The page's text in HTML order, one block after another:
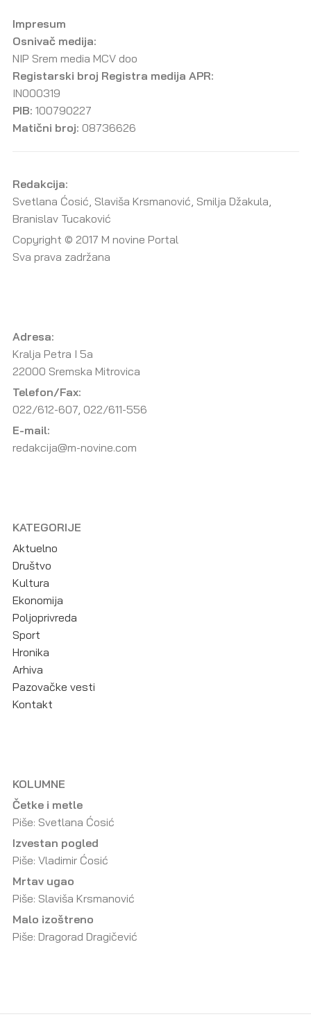
Impresum
Osnivač medija:
NIP Srem media MCV doo
Registarski broj Registra medija APR:
IN000319
PIB: 100790227
Matični broj: 08736626
Redakcija:
Svetlana Ćosić, Slaviša Krsmanović, Smilja Džakula,
Branislav Tucaković
Copyright © 2017 M novine Portal
Sva prava zadržana
Adresa:
Kralja Petra I 5a
22000 Sremska Mitrovica
Telefon/Fax:
022/612-607, 022/611-556
E-mail:
redakcija@m-novine.com
KATEGORIJE
Aktuelno
Društvo
Kultura
Ekonomija
Poljoprivreda
Sport
Hronika
Arhiva
Pazovačke vesti
Kontakt
KOLUMNE
Četke i metle
Piše: Svetlana Ćosić
Izvestan pogled
Piše: Vladimir Ćosić
Mrtav ugao
Piše: Slaviša Krsmanović
Malo izoštreno
Piše: Dragorad Dragičević